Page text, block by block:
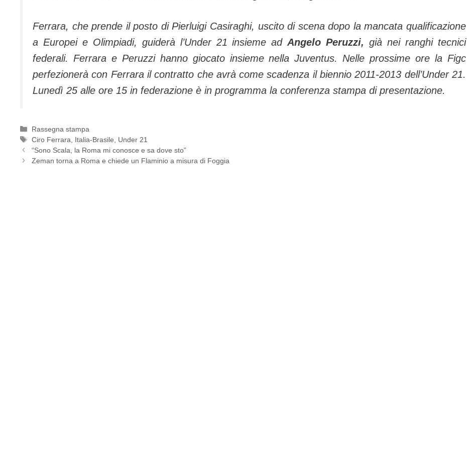
Ferrara, che prende il posto di Pierluigi Casiraghi, uscito di scena dopo la mancata qualificazione
a Europei e Olimpiadi, guiderà l’Under 21 insieme adAngelo Peruzzi, già nei ranghi tecnici
federali. Ferrara e Peruzzi hanno giocato insieme nella Juventus. Nelle prossime ore la Figc
perfezionerà con Ferrara il contratto che avrà come scadenza il biennio 2011-2013 dell’Under 21.
Lunedì 25 alle ore 15 in federazione è in programma la conferenza stampa di presentazione.
Categorie
Rassegna stampa
Tag
Ciro Ferrara Italia-Brasile
Under 21
“Sono Scala, la Roma mi conosce e sa dove sto”
Zeman torna a Roma e chiede un Flaminio a misura di Foggia